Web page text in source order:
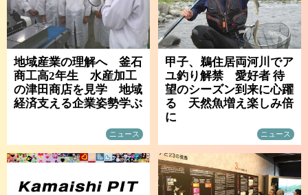
地域産業の理解へ 釜石
商工高2年生 水産加工
の津田商店を見学 地域
経済支える企業姿勢学ぶ
ニュース
甲子、鵜住居両河川でア
ユ釣り解禁 愛好者 待
望のシーズン到来に心躍
る 天然魚増え楽しみ倍
に
ニュース